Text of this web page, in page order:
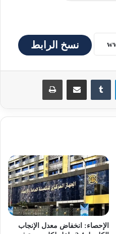
نسخ الرابط
لينكدإن مشاركة عبر البريد طباعة
الإحصاء: انخفاض معدل الإنجاب